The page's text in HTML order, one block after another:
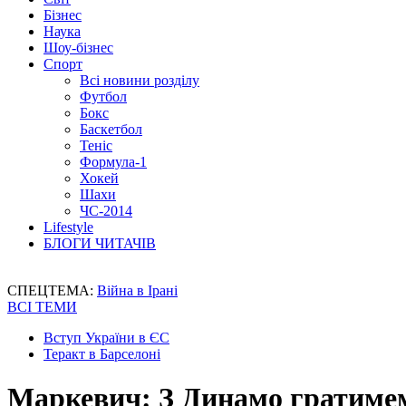
Бізнес
Наука
Шоу-бізнес
Спорт
Всі новини розділу
Футбол
Бокс
Баскетбол
Теніс
Формула-1
Хокей
Шахи
ЧС-2014
Lifestyle
БЛОГИ ЧИТАЧІВ
СПЕЦТЕМА: Війна в Ірані
ВСІ ТЕМИ
Вступ України в ЄС
Теракт в Барселоні
Маркевич: З Динамо